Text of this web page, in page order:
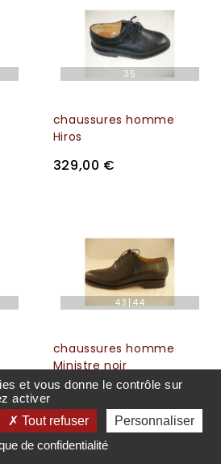
35
chaussures homme
Hiros
329,00 €
43 44
chaussures homme
Ministre noir
195,00 €
et vous donne le contrôle sur
activer
Tout refuser
Personnaliser
de confidentialité